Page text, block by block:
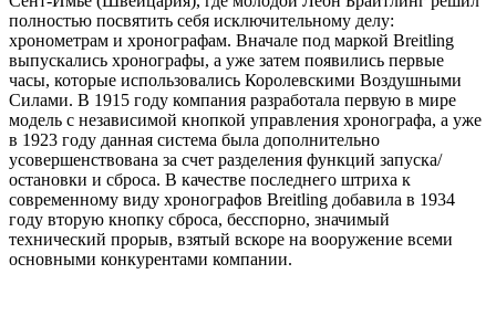
полностью посвятить себя исключительному делу:
хронометрам и хронографам. Вначале под маркой Breitling
выпускались хронографы, а уже затем появились первые
часы, которые использовались Королевскими Воздушными
Силами. В 1915 году компания разработала первую в мире
модель с независимой кнопкой управления хронографа, а уже
в 1923 году данная система была дополнительно
усовершенствована за счет разделения функций запуска/
остановки и сброса. В качестве последнего штриха к
современному виду хронографов Breitling добавила в 1934
году вторую кнопку сброса, бесспорно, значимый
технический прорыв, взятый вскоре на вооружение всеми
основными конкурентами компании.